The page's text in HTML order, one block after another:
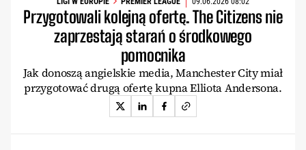
Przygotowali kolejną ofertę. The Citizens nie
zaprzestają starań o środkowego
pomocnika
Jak donoszą angielskie media, Manchester City miał
przygotować drugą ofertę kupna Elliota Andersona.